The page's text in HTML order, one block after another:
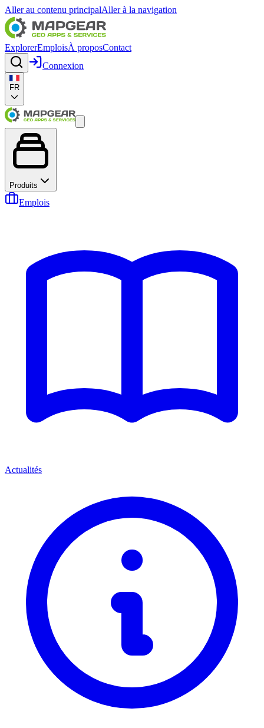
Aller au contenu principalAller à la navigation
ExplorerEmploisÀ proposContact
Connexion
FR
Produits
Emplois
Actualités